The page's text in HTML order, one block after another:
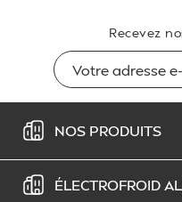
Recevez
NOS PRODUITS
ÉLECTROFROID